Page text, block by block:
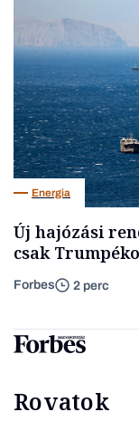
Energia
Új hajózási
csak
Forbes 2 perc
Rovatok